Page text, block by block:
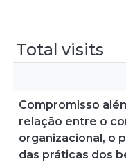
Total visits
Compromisso
relação entre o
organizacional, o
das práticas dos